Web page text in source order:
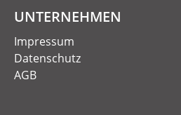
UNTERNEHMEN
Impressum
Datenschutz
AGB